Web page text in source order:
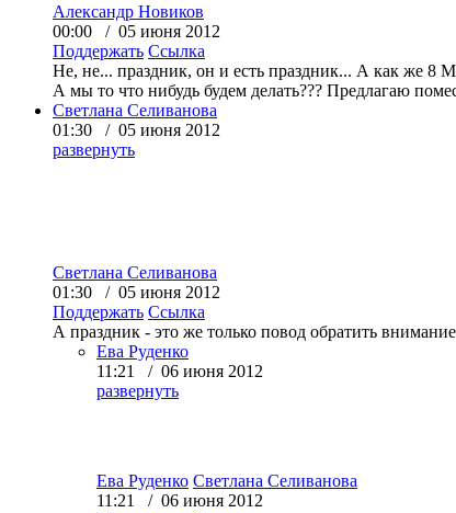
Александр Новиков
00:00 / 05 июня 2012
Поддержать Ссылка
Не, не... праздник, он и есть праздник... А как же 8
А мы то что нибудь будем делать??? Предлагаю
Светлана Селиванова
01:30 / 05 июня 2012
развернуть
Светлана Селиванова
01:30 / 05 июня 2012
Поддержать Ссылка
А праздник - это же только повод обратить
Ева Руденко
11:21 / 06 июня 2012
развернуть
Ева Руденко Светлана Селиванова
11:21 / 06 июня 2012